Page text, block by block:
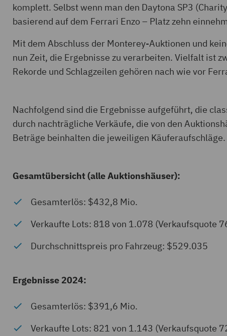
komplett. Selbst wenn man den Daytona SP3
basierend auf dem Ferrari Enzo – Platz zehn
Mit dem Abschluss der Monterey-Auktionen und
nun Zeit, die Ergebnisse zu verarbeiten. Vielfalt ist
Rekorde und Schlagzeilen gehören nach wie vor
Nachfolgend sind die Ergebnisse aufgeführt, die
durch nachträgliche Verkäufe, die von den
Beträge beinhalten die jeweiligen Käuferaufschläge.
Gesamtübersicht (alle Auktionshäuser):
Gesamterlös: $432,8 Mio.
Verkaufte Lots: 818 von 1.078 (Verkaufsquote
Durchschnittspreis pro Fahrzeug: $529.035
Ergebnisse 2024:
Gesamterlös: $391,6 Mio.
Verkaufte Lots: 821 von 1.143 (Verkaufsquote